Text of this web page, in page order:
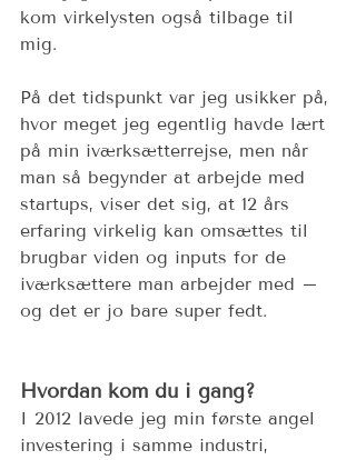
kom virkelysten også tilbage til
mig.
På det tidspunkt var jeg usikker på,
hvor meget jeg egentlig havde lært
på min iværksætterrejse, men når
man så begynder at arbejde med
startups, viser det sig, at 12 års
erfaring virkelig kan omsættes til
brugbar viden og inputs for de
iværksættere man arbejder med –
og det er jo bare super fedt.
Hvordan kom du i gang?
I 2012 lavede jeg min første angel
investering i samme industri,